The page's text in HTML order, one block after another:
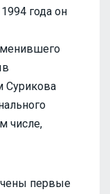
года он
Сурикова
числе,
первые